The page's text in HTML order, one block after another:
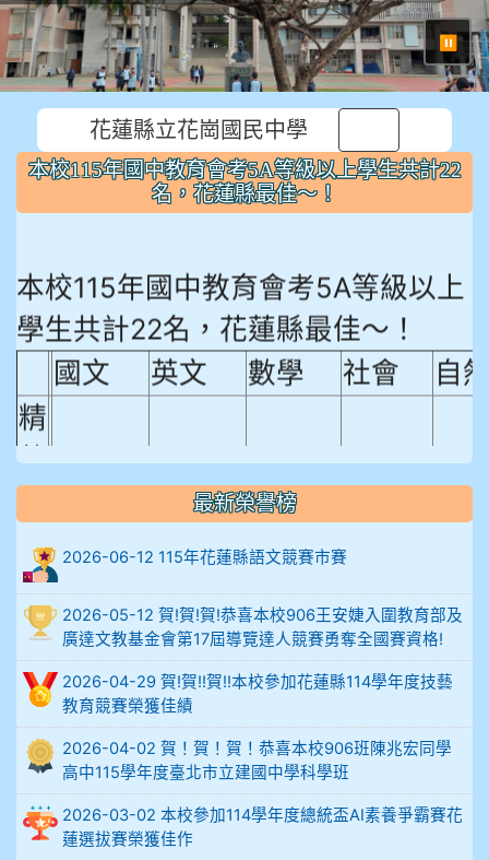
⏸
花蓮縣立花崗國民中學
本校115年國中教育會考5A等級以上學生共計22
名，花蓮縣最佳～！
本校115年國中教育會考5A等級以上
學生共計22名，花蓮縣最佳～！
國文
英文 數學 社會
自
精
熟
程
度
比
例
18.65%29.19%
906陳兆宏 5A10+ 作文5
912余 嘉 5A10+
914謝佩臻 5A10+
902蘇奕愷
最新榮譽榜
2026-06-12 115年花蓮縣語文競賽市賽
2026-05-12 賀!賀!賀!恭喜本校906王安婕入圍教育部及
廣達文教基金會第17屆導覽達人競賽勇奪全國賽資格!
2026-04-29 賀!賀!!賀!!本校參加花蓮縣114學年度技藝
教育競賽榮獲佳績
2026-04-02 賀！賀！賀！恭喜本校906班陳兆宏同學
高中115學年度臺北市立建國中學科學班
2026-03-02 本校參加114學年度總統盃AI素養爭霸賽花
蓮選拔賽榮獲佳作